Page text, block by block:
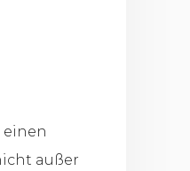
einen
außer